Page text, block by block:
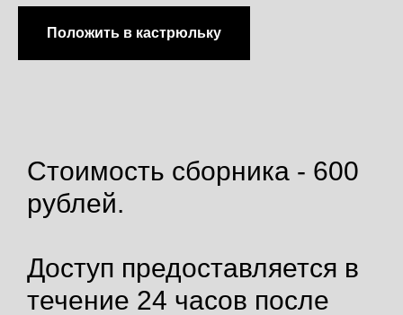
Положить в кастрюльку
Стоимость сборника - 600
рублей.
Доступ предоставляется в
течение 24 часов после